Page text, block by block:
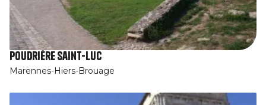
Poudrière Saint-Luc
Marennes-Hiers-Brouage